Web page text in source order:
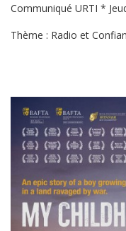
Communiqué URTI *
Thème : Radio et